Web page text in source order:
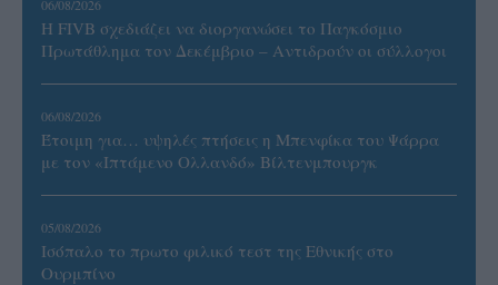
06/08/2026
Η FIVB σχεδιάζει να διοργανώσει το Παγκόσμιο
Πρωτάθλημα τον Δεκέμβριο – Αντιδρούν οι σύλλογοι
06/08/2026
Έτοιμη για… υψηλές πτήσεις η Μπενφίκα του Ψάρρα
με τον «Ιπτάμενο Ολλανδό» Βίλτενμπουργκ
05/08/2026
Ισόπαλο το πρωτο φιλικό τεστ της Εθνικής στο
Ουρμπίνο